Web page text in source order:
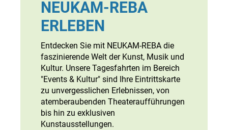
NEUKAM-REBA
ERLEBEN
Entdecken Sie mit NEUKAM-REBA die
faszinierende Welt der Kunst, Musik und
Kultur. Unsere Tagesfahrten im Bereich
"Events & Kultur" sind Ihre Eintrittskarte
zu unvergesslichen Erlebnissen, von
atemberaubenden Theateraufführungen
bis hin zu exklusiven
Kunstausstellungen.